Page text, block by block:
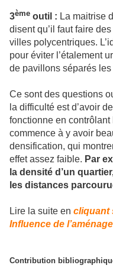
3ème outil : La maitrise
disent qu’il faut faire
villes polycentriques.
pour éviter l’étalement
de pavillons séparés
Ce sont des questions
la difficulté est d’avoir
fonctionne en contrôlant
commence à y avoir
densification, qui
effet assez faible. Par
la densité d’un
les distances
Lire la suite en cliquant
Influence de
Contribution